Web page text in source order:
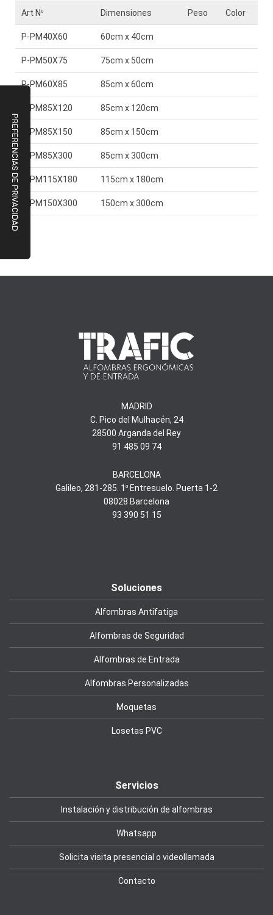
Art Nº Dimensiones Peso Color
P-PM40X60 60cm x 40cm
P-PM50X75 75cm x 50cm
P-PM60X85 85cm x 60cm
P-PM85X120 85cm x 120cm
P-PM85X150 85cm x 150cm
P-PM85X300 85cm x 300cm
P-PM115X180 115cm x 180cm
P-PM150X300 150cm x 300cm
MADRID
C. Pico del Mulhacén, 24
28500 Arganda del Rey
91 485 09 74
BARCELONA
Galileo, 281-285. 1º Entresuelo. Puerta 1-2
08028 Barcelona
93 390 51 15
Soluciones
Alfombras Antifatiga
Alfombras de Seguridad
Alfombras de Entrada
Alfombras Personalizadas
Moquetas
Losetas PVC
Servicios
Instalación y distribución de alfombras
Whatsapp
Solicita visita presencial o videollamada
Contacto